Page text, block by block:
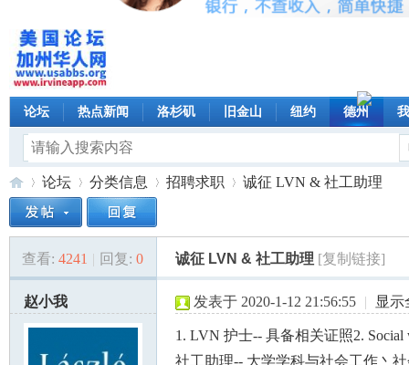
论坛 热点新闻 洛杉矶 旧金山 纽约 德州
美»
论坛
›
分类信息 招聘求职
›
诚征 LVN & 社工助理
查看: 4241 | 回复: 0 诚征 LVN & 社工助理 [复制链接]
赵小我 发表于 2020-1-12 21:56:55 | 显示
1. LVN 护士-- 具备相关证照2. Social
社工助理-- 大学学科与社会工作丶